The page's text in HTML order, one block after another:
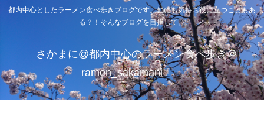
都内中心としたラーメン食べ歩きブログです。他にも気持ち役に立つこともあ
る？！そんなブログを目指して。
さかまに@都内中心のラーメン食べ歩き＠
ramen_sakamani